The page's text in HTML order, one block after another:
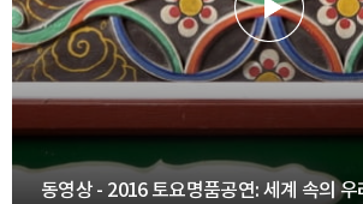
동영상 - 2016 토요명품공연: 세계 속의 우